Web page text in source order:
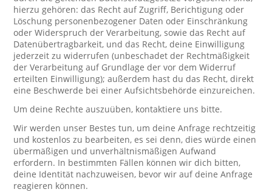
hierzu gehören: das Recht auf Zugriff, Berichtigung oder
Löschung personenbezogener Daten oder Einschränkung
oder Widerspruch der Verarbeitung, sowie das Recht auf
Datenübertragbarkeit, und das Recht, deine Einwilligung
jederzeit zu widerrufen (unbeschadet der Rechtmäßigkeit
der Verarbeitung auf Grundlage der vor dem Widerruf
erteilten Einwilligung); außerdem hast du das Recht, direkt
eine Beschwerde bei einer Aufsichtsbehörde einzureichen.
Um deine Rechte auszuüben, kontaktiere uns bitte.
Wir werden unser Bestes tun, um deine Anfrage rechtzeitig
und kostenlos zu bearbeiten, es sei denn, dies würde einen
übermäßigen und unverhältnismäßigen Aufwand
erfordern. In bestimmten Fällen können wir dich bitten,
deine Identität nachzuweisen, bevor wir auf deine Anfrage
reagieren können.